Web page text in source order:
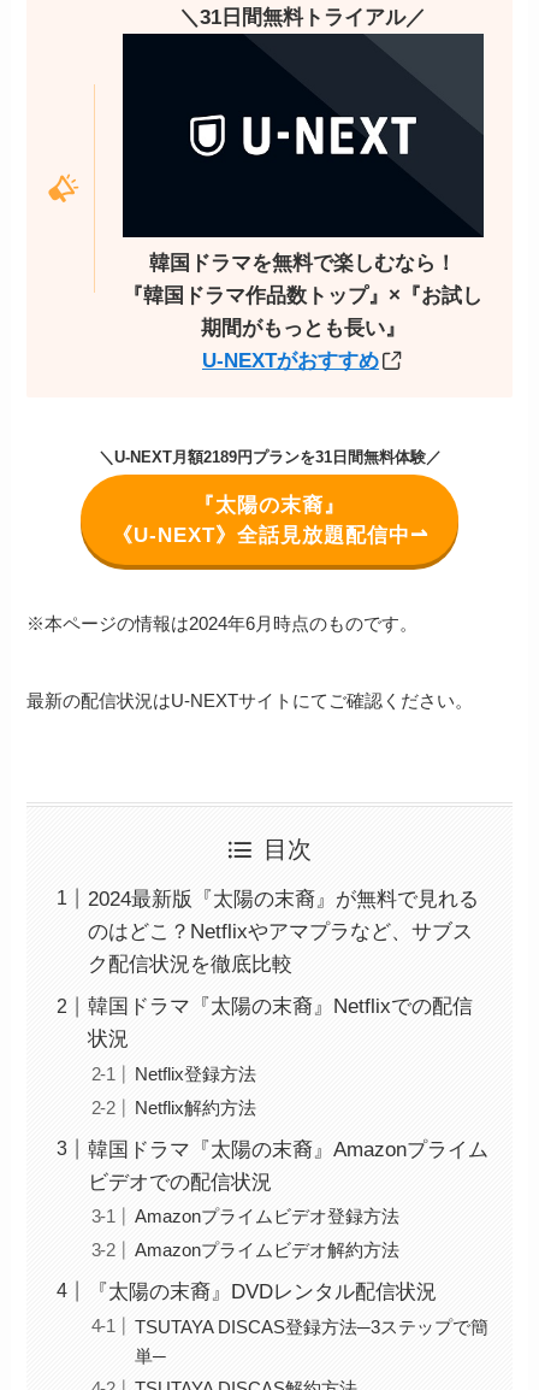
＼31日間無料トライアル／
韓国ドラマを無料で楽しむなら！
『韓国ドラマ作品数トップ』×『お試し
期間がもっとも長い』
U-NEXTがおすすめ
＼U-NEXT月額2189円プランを31日間無料体験／
『太陽の末裔』
《U-NEXT》全話見放題配信中⇀
※本ページの情報は2024年6月時点のものです。
最新の配信状況はU-NEXTサイトにてご確認ください。
目次
2024最新版『太陽の末裔』が無料で見れる
のはどこ？Netflixやアマプラなど、サブス
ク配信状況を徹底比較
韓国ドラマ『太陽の末裔』Netflixでの配信
状況
Netflix登録方法
Netflix解約方法
韓国ドラマ『太陽の末裔』Amazonプライム
ビデオでの配信状況
Amazonプライムビデオ登録方法
Amazonプライムビデオ解約方法
『太陽の末裔』DVDレンタル配信状況
TSUTAYA DISCAS登録方法─3ステップで簡
単─